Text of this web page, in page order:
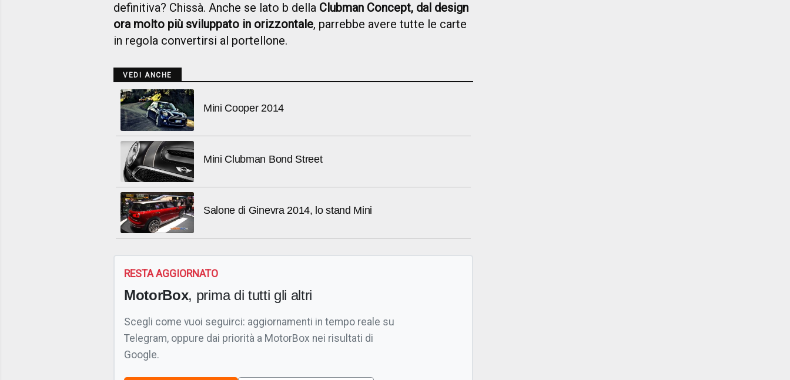
definitiva? Chissà. Anche se lato b della Clubman Concept, dal design
ora molto più sviluppato in orizzontale, parrebbe avere tutte le carte
in regola convertirsi al portellone.
VEDI ANCHE
Mini Cooper 2014
Mini Clubman Bond Street
Salone di Ginevra 2014, lo stand Mini
RESTA AGGIORNATO
MotorBox, prima di tutti gli altri
Scegli come vuoi seguirci: aggiornamenti in tempo reale su
Telegram, oppure dai priorità a MotorBox nei risultati di
Google.